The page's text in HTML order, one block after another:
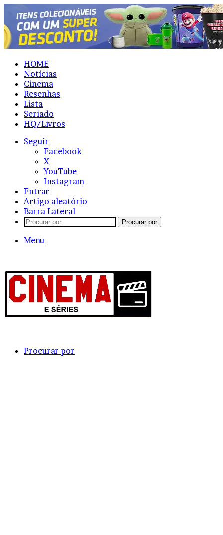
HOME
Notícias
Cinema
Resenhas
Lista
Seriado
HQ/Livros
Seguir
Facebook
X
YouTube
Instagram
Entrar
Artigo aleatório
Barra Lateral
Procurar por
Menu
Procurar por